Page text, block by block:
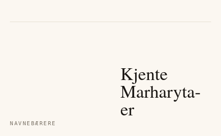
NAVNEBÆRERE
Kjente
Marharyta-
er